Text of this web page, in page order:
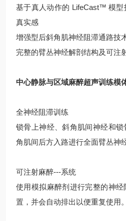
基于真人动作的 LifeCast™ 模型
真实感
增强型后斜角肌神经阻滞通路技
完整的臂丛神经解剖结构及可注
中心静脉与区域麻醉超声训练模
全神经阻滞训练
锁骨上神经、斜角肌间神经和
角肌间后方入路进行全面臂丛神
可注射麻醉---系统
使用模拟麻醉剂进行完整的神
置，并会自动排出以便重复使用。